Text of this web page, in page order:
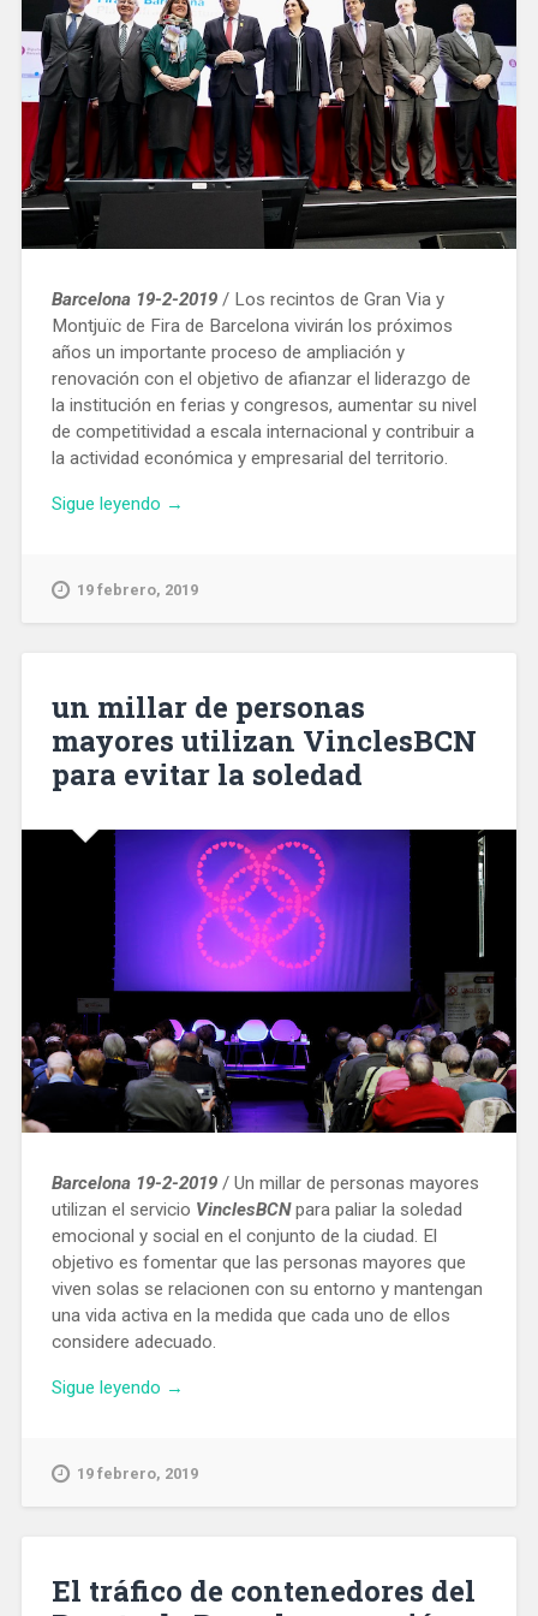
Barcelona 19-2-2019 / Los recintos de Gran Via y
Montjuïc de Fira de Barcelona vivirán los próximos
años un importante proceso de ampliación y
renovación con el objetivo de afianzar el liderazgo de
la institución en ferias y congresos, aumentar su nivel
de competitividad a escala internacional y contribuir a
la actividad económica y empresarial del territorio.
Sigue leyendo «Los
de
serán
ampliados
y
→
19 febrero, 2019
un millar de personas
mayores utilizan VinclesBCN
para evitar la soledad
Barcelona 19-2-2019/ Un millar de personas mayores
utilizan el servicio VinclesBCNpara paliar la soledad
emocional y social en el conjunto de la ciudad. El
objetivo es fomentar que las personas mayores que
viven solas se relacionen con su entorno y mantengan
una vida activa en la medida que cada uno de ellos
considere adecuado.
Sigue leyendo «un
personas
evitar
→
19 febrero, 2019
El tráfico de contenedores del